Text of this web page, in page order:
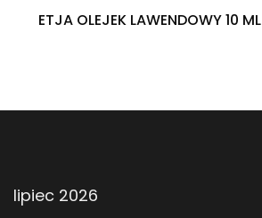
ETJA OLEJEK LAWENDOWY 10 ML
lipiec 2026